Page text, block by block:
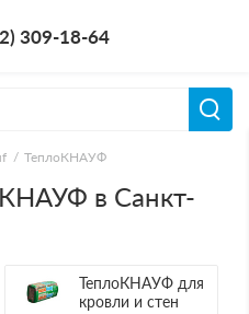
309-18-64
ТеплоКНАУФ
в Санкт-
ТеплоКНАУФ для
кровли и стен